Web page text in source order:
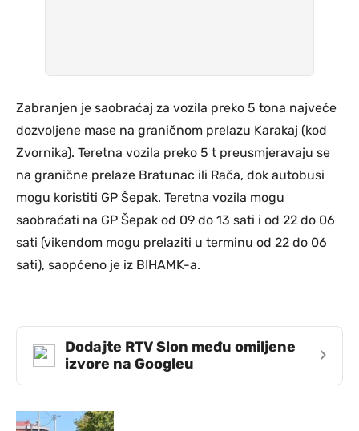
Zabranjen je saobraćaj za vozila preko 5 tona najveće
dozvoljene mase na graničnom prelazu Karakaj (kod
Zvornika). Teretna vozila preko 5 t preusmjeravaju se
na granične prelaze Bratunac ili Rača, dok autobusi
mogu koristiti GP Šepak. Teretna vozila mogu
saobraćati na GP Šepak od 09 do 13 sati i od 22 do 06
sati (vikendom mogu prelaziti u terminu od 22 do 06
sati), saopćeno je iz BIHAMK-a.
Dodajte RTV Slon među omiljene
izvore na Googleu
›